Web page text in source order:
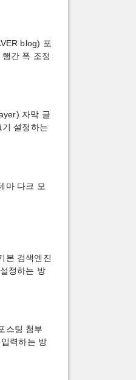
blog) 포
간 폭 조정
자막 글
설정하는
마 다크 모
본 검색엔진
정하는 방
스팅 첨부
력하는 방